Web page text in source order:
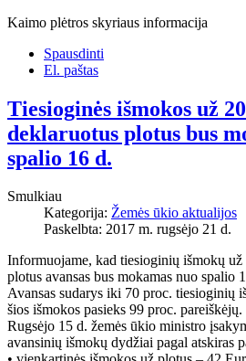
Kaimo plėtros skyriaus informacija
Spausdinti
El. paštas
Tiesioginės išmokos už
deklaruotus plotus bus
spalio 16 d.
Smulkiau
Kategorija: Žemės ūkio aktualijos
Paskelbta: 2017 m. rugsėjo 21 d.
Informuojame, kad tiesioginių išmokų
plotus avansas bus mokamas nuo spalio
Avansas sudarys iki 70 proc. tiesioginių
šios išmokos pasieks 99 proc. pareiškėjų.
Rugsėjo 15 d. žemės ūkio ministro
avansinių išmokų dydžiai pagal atskiras